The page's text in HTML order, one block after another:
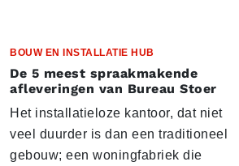
BOUW EN INSTALLATIE HUB
De 5 meest spraakmakende
afleveringen van Bureau Stoer
Het installatieloze kantoor, dat niet
veel duurder is dan een traditioneel
gebouw; een woningfabriek die